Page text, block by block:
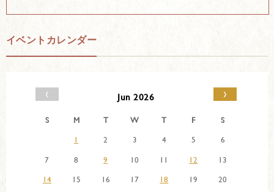
イベントカレンダー
‹ Jun 2026 ›
S M T W T F
S
1
2 3 4 5
6
7
8 9 10 11 12
13
14
15 16 17 18 19 20